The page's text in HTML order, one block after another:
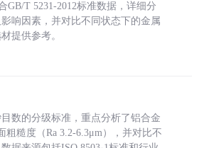
GB/T 5231-2012标准数据，详细分
响因素，并对比不同状态下的金属
提供参考。
数的分级标准，重点分析了铝合金
粗糙度（Ra 3.2-6.3μm），并对比不